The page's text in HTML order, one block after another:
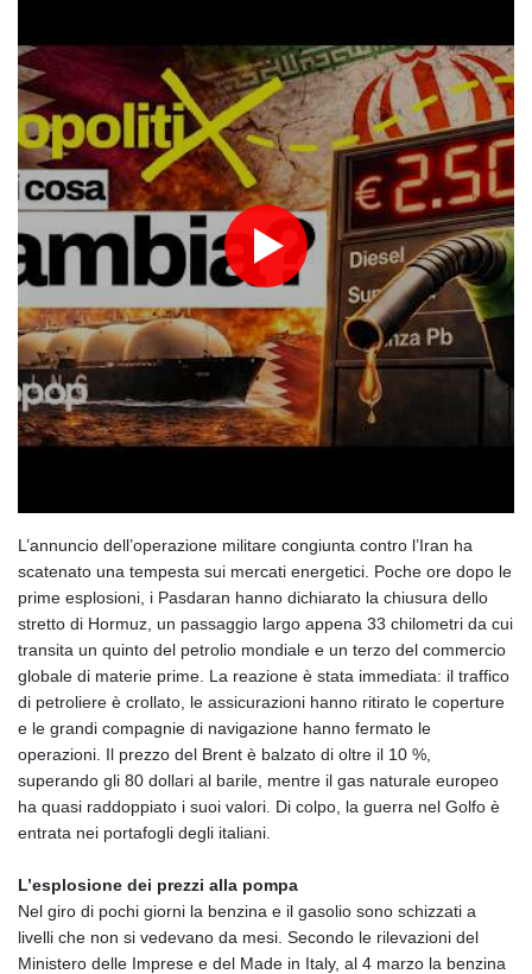
Mondiali 2030: Times, "Infantino spinge per la finale in Marocco".
La Fifa, "E' falso"
Il governo alla Camera incassa la fiducia sul decreto giustizia,
191 sì
Meloni vede Tajani, Salvini e Lupi, punto prima della pausa estiva
Houthi, colpita seconda petroliera saudita nel Golfo di Aden
Houthi, colpita seconda petroliera saudita nel Golfo di Aden
L’annuncio dell’operazione militare congiunta contro l’Iran ha
scatenato una tempesta sui mercati energetici. Poche ore dopo le
prime esplosioni, i Pasdaran hanno dichiarato la chiusura dello
stretto di Hormuz, un passaggio largo appena 33 chilometri da cui
transita un quinto del petrolio mondiale e un terzo del commercio
globale di materie prime. La reazione è stata immediata: il traffico
di petroliere è crollato, le assicurazioni hanno ritirato le coperture
e le grandi compagnie di navigazione hanno fermato le
operazioni. Il prezzo del Brent è balzato di oltre il 10 %,
superando gli 80 dollari al barile, mentre il gas naturale europeo
ha quasi raddoppiato i suoi valori. Di colpo, la guerra nel Golfo è
entrata nei portafogli degli italiani.
L’esplosione dei prezzi alla pompa
Nel giro di pochi giorni la benzina e il gasolio sono schizzati a
livelli che non si vedevano da mesi. Secondo le rilevazioni del
Ministero delle Imprese e del Made in Italy, al 4 marzo la benzina